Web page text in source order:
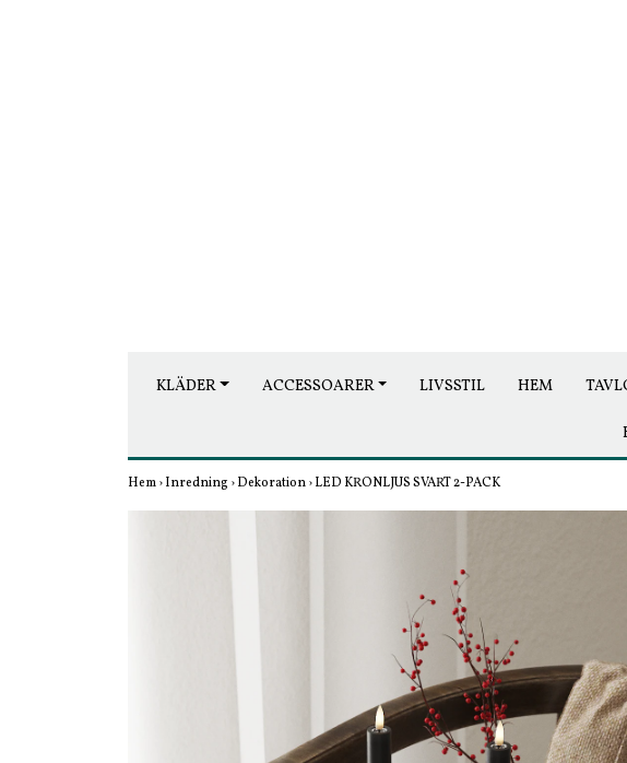
KLÄDER ACCESSOARER LIVSSTIL HEM
Hem›Inredning ›Dekoration›LED KRONLJUS SVART 2-PACK